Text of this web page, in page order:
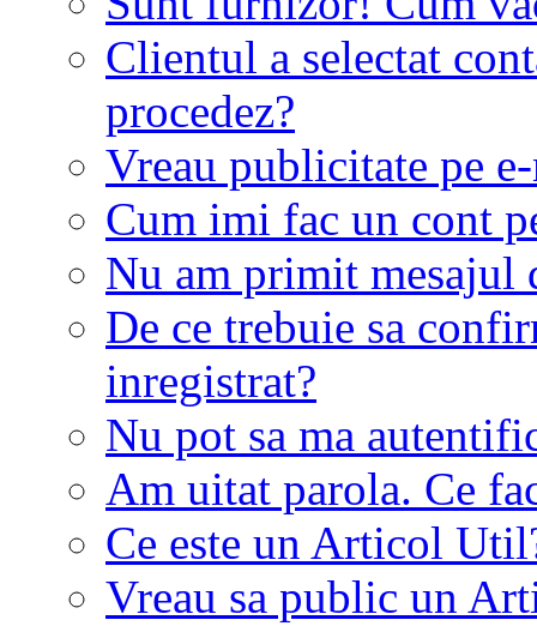
Clientul a selectat
procedez?
Vreau publicitate pe
Cum imi fac un cont
Nu am primit mesajul
De ce trebuie sa
inregistrat?
Nu pot sa ma
Am uitat parola. Ce
Ce este un Articol
Vreau sa public un